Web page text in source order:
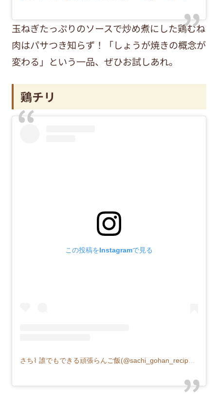
玉ねぎたっぷりのソースで炒め煮にした鶏むね
肉はパサつき知らず！「しょうが焼きの概念が
変わる」という一品、ぜひお試しあれ。
鶏チリ
この投稿をInstagramで見る
さち⌇ 誰でもできる頑張らんご飯(@sachi_gohan_recipe)がシェアした投稿